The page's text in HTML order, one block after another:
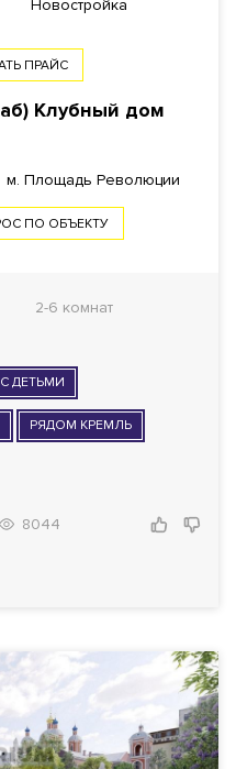
Новостройка
ПРАЙС
Клубный дом
м. Площадь Революции
ПО ОБЪЕКТУ
2-6 комнат
ДЕТЬМИ
РЯДОМ КРЕМЛЬ
8044